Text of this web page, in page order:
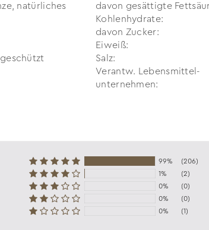
natürliches
davon gesättigte
Kohlenhydrate:
davon Zucker:
Eiweiß:
Salz:
Verantw. Lebensmittel­
unternehmen:
99%
(206)
1%
(2)
0%
(0)
0%
(0)
0%
(1)